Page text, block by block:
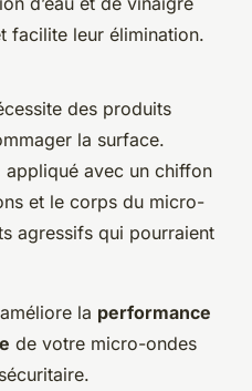
facilite leur élimination.
des produits
la surface.
avec un chiffon
et le corps du micro-
agressifs qui pourraient
la performance
de votre micro-ondes